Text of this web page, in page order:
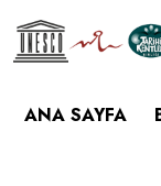
ANA SAYFA